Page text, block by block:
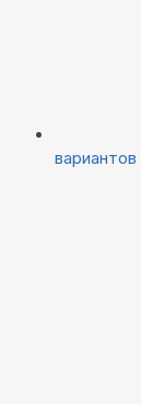
вариантов